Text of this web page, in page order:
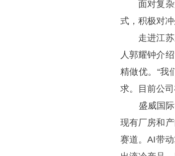
面对复杂严
式，积极对
走进江苏新
人郭耀钟介
精做优。“我
求。目前公
盛威国际
现有厂房和
赛道。AI带